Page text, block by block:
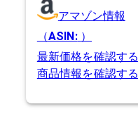
アマゾン情報
（ASIN: ）
最新価格を確認する
商品情報を確認する